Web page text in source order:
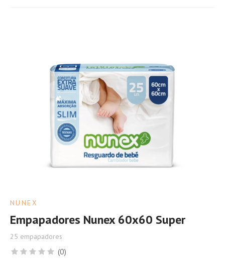
NUNEX
Empapadores Nunex 60x60 Super
25 empapadores
(0)